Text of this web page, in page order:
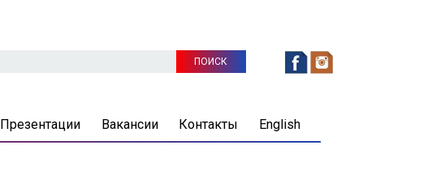
Презентации Вакансии Контакты English